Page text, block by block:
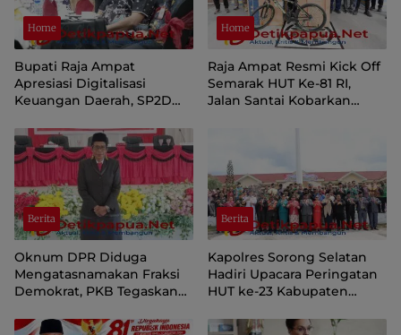
Home
Bupati Raja Ampat
Apresiasi Digitalisasi
Keuangan Daerah, SP2D
Perkuat Tata Kelola APBD
Home
Raja Ampat Resmi Kick Off
Semarak HUT Ke-81 RI,
Jalan Santai Kobarkan
Berita
Oknum DPR Diduga
Mengatasnamakan Fraksi
Demokrat, PKB Tegaskan
Papua Pegunungan
Berita
Kapolres Sorong Selatan
Hadiri Upacara Peringatan
HUT ke-23 Kabupaten